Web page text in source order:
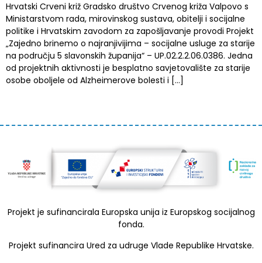
Hrvatski Crveni križ Gradsko društvo Crvenog križa Valpovo s
Ministarstvom rada, mirovinskog sustava, obitelji i socijalne
politike i Hrvatskim zavodom za zapošljavanje provodi Projekt
„Zajedno brinemo o najranjivijima – socijalne usluge za starije
na području 5 slavonskih županija“ – UP.02.2.2.06.0386. Jedna
od projektnih aktivnosti je besplatno savjetovalište za starije
osobe oboljele od Alzheimerove bolesti i […]
Projekt je sufinancirala Europska unija iz Europskog socijalnog
fonda.
Projekt sufinancira Ured za udruge Vlade Republike Hrvatske.